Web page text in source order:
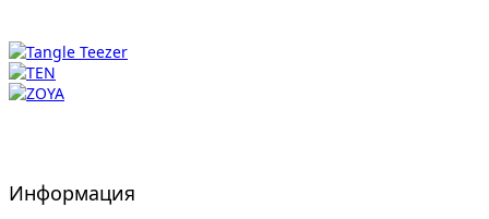
Информация